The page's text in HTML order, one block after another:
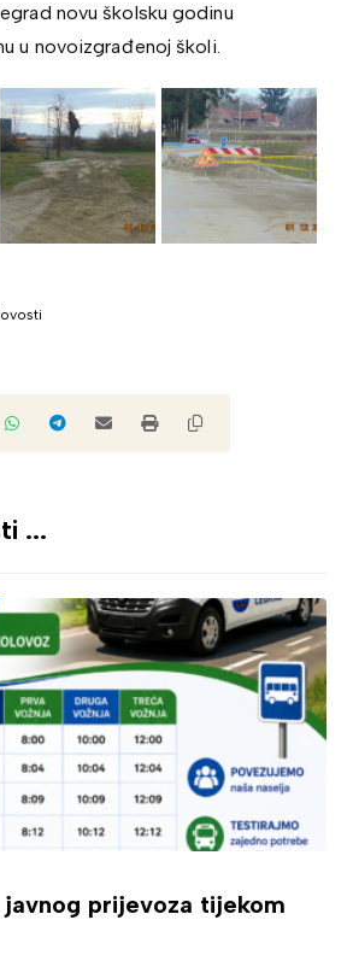
novu školsku godinu
u novoizgrađenoj školi.
...
javnog prijevoza tijekom